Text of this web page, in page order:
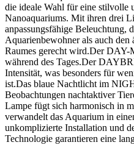
die ideale Wahl für eine stilvolle
Nanoaquariums. Mit ihren drei
anpassungsfähige Beleuchtung,
Aquarienbewohner als auch den
Raumes gerecht wird.Der DAY-
während des Tages.Der
Intensität, was besonders für
ist.Das blaue Nachtlicht im
Beobachtungen nachtaktiver
Lampe fügt sich harmonisch in
verwandelt das Aquarium in
unkomplizierte Installation und
Technologie garantieren eine